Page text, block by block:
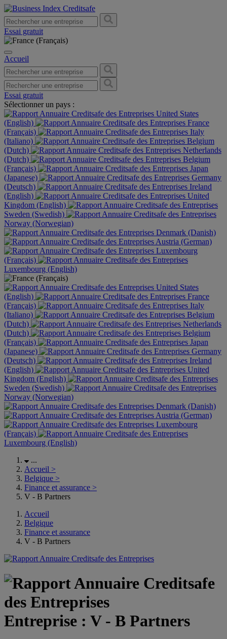
Essai gratuit
Accueil
Essai gratuit
Sélectionner un pays :
United States
(English)
France
(Français)
Italy
(Italiano)
Belgium
(Dutch)
Netherlands
(Dutch)
Belgium
(Français)
Japan
(Japanese)
Germany
(Deutsch)
Ireland
(English)
United
Kingdom (English)
Sweden (Swedish)
Norway (Norwegian)
Denmark (Danish)
Austria (German)
Luxembourg
(Français)
Luxembourg (English)
United States
(English)
France
(Français)
Italy
(Italiano)
Belgium
(Dutch)
Netherlands
(Dutch)
Belgium
(Français)
Japan
(Japanese)
Germany
(Deutsch)
Ireland
(English)
United
Kingdom (English)
Sweden (Swedish)
Norway (Norwegian)
Denmark (Danish)
Austria (German)
Luxembourg
(Français)
Luxembourg (English)
...
Accueil >
Belgique >
Finance et assurance >
V - B Partners
Accueil
Belgique
Finance et assurance
V - B Partners
Entreprise : V - B Partners